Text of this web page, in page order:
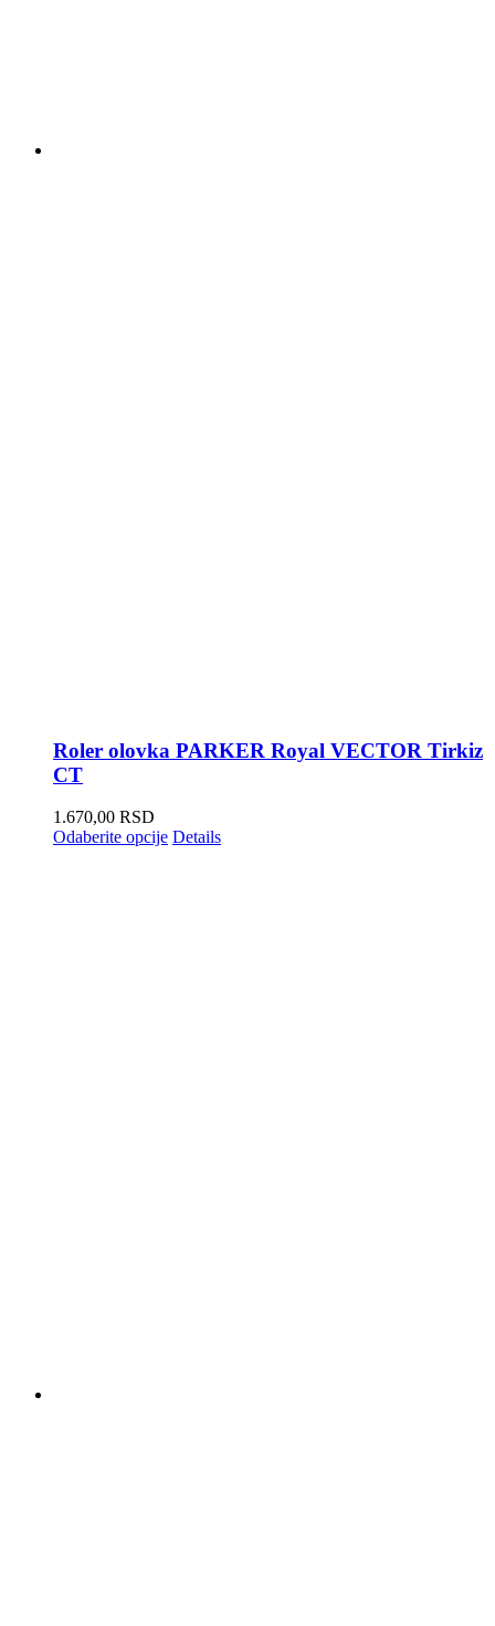
Roler olovka PARKER Royal VECTOR Tirkiz
CT
1.670,00 RSD
Odaberite opcije Details